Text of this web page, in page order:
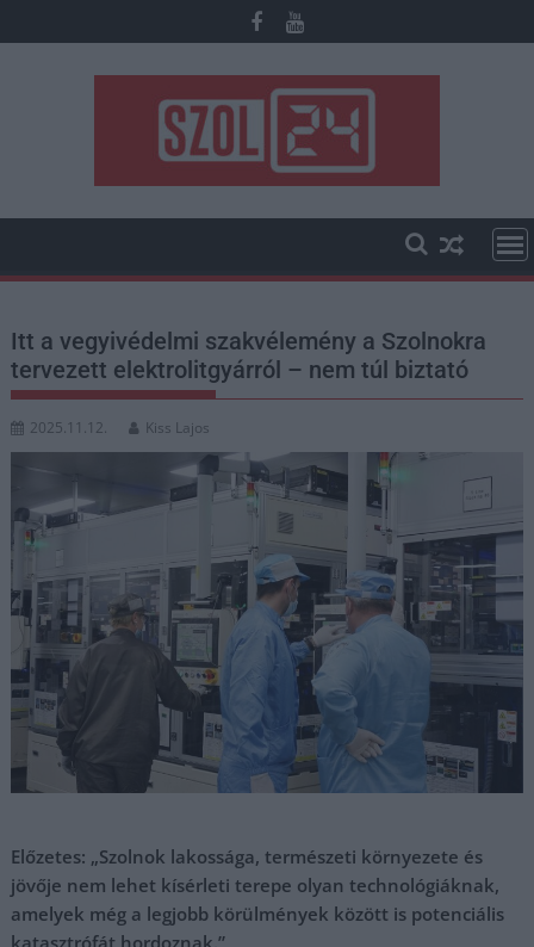
to
Itt a vegyivédelmi szakvélemény a Szolnokra
tervezett elektrolitgyárról – nem túl biztató
2025.11.12. Kiss Lajos
Előzetes: „Szolnok lakossága, természeti környezete és
jövője nem lehet kísérleti terepe olyan technológiáknak,
amelyek még a legjobb körülmények között is potenciális
katasztrófát hordoznak.”